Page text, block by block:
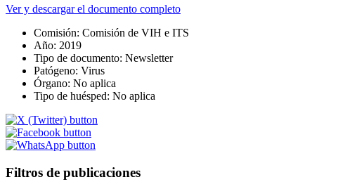
Ver y descargar el documento completo
Comisión: Comisión de VIH e ITS
Año: 2019
Tipo de documento: Newsletter
Patógeno: Virus
Órgano: No aplica
Tipo de huésped: No aplica
Filtros de publicaciones